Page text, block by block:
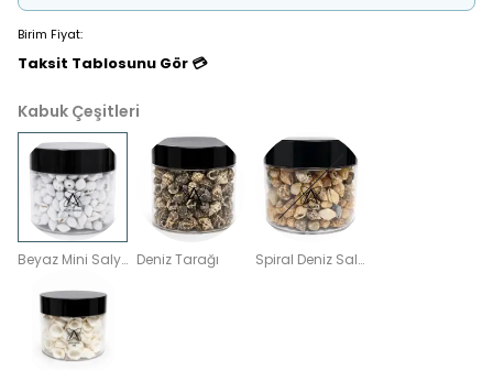
Birim Fiyat:
Taksit Tablosunu Gör 💳
Kabuk Çeşitleri
Beyaz Mini Salyangoz Deniz Tarağı Spiral Deniz Salyangozu